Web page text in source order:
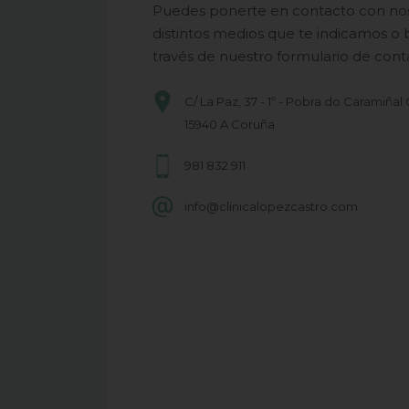
Puedes ponerte en contacto con
distintos medios que te indicamos o
través de nuestro formulario de
C/ La Paz, 37 - 1º - Pobra do Caramiñal
15940 A Coruña
981 832 911
info@clinicalopezcastro.com